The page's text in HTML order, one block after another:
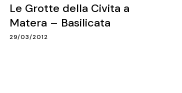
Le Grotte della Civita a
Matera – Basilicata
29/03/2012